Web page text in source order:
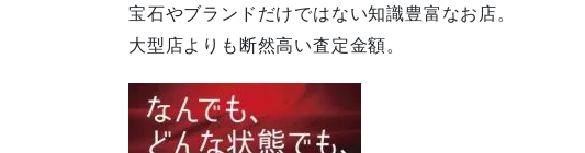
宝石やブランドだけではない知識豊富なお店。
大型店よりも断然高い査定金額。